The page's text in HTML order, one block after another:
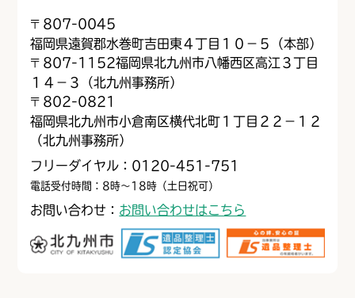
〒 807-0045
福岡県遠賀郡水巻町吉田東４丁目１０−５（本部）
〒 807-1152福岡県北九州市八幡西区高江３丁目
１４−３（北九州事務所）
〒 802-0821
福岡県北九州市小倉南区横代北町１丁目２２−１２
（北九州事務所）
フリーダイヤル：0120-451-751
電話受付時間：8時～18時（土日祝可）
お問い合わせ： お問い合わせはこちら